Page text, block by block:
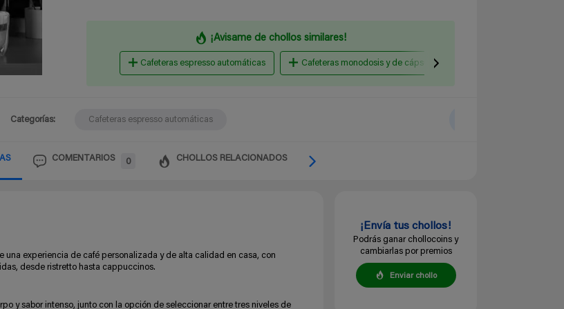
¡Avisame de chollos similares!
Cafeteras espresso automáticas Cafeteras monodosis y de cápsulas
Categorías: Cafeteras espresso automáticas
COMENTARIOS 0 CHOLLOS RELACIONADOS
una experiencia de café personalizada y de alta calidad en casa, con
desde ristretto hasta cappuccinos.
y sabor intenso, junto con la opción de seleccionar entre tres niveles de
¡Envía tus chollos!
Podrás ganar chollocoins y
cambiarlas por premios
Enviar chollo